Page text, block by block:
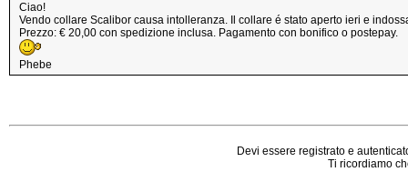
Ciao!
Vendo collare Scalibor causa intolleranza. Il collare é stato aperto ieri e
Prezzo: € 20,00 con spedizione inclusa. Pagamento con bonifico o postepay.
Phebe
Devi essere registrato e
Ti ricordiamo